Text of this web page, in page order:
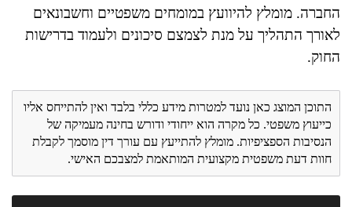
החברה. מומלץ להיוועץ במומחים משפטיים וחשבונאים
לאורך התהליך על מנת לצמצם סיכונים ולעמוד בדרישות
החוק.
התוכן המוצג כאן נועד למטרות מידע כללי בלבד ואין להתייחס אליו
כייעוץ משפטי. כל מקרה הוא ייחודי ודורש בחינה מעמיקה של
הנסיבות הספציפיות. מומלץ להתייעץ עם עורך דין מוסמך לקבלת
חוות דעת משפטית מקצועית המותאמת למצבכם האישי.